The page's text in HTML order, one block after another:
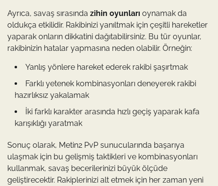
Ayrıca, savaş sırasında zihin oyunları oynamak da
oldukça etkilidir. Rakibinizi yanıltmak için çeşitli hareketler
yaparak onların dikkatini dağıtabilirsiniz. Bu tür oyunlar,
rakibinizin hatalar yapmasına neden olabilir. Örneğin:
Yanlış yönlere hareket ederek rakibi şaşırtmak
Farklı yetenek kombinasyonları deneyerek rakibi
hazırlıksız yakalamak
İki farklı karakter arasında hızlı geçiş yaparak kafa
karışıklığı yaratmak
Sonuç olarak, Metin2 PvP sunucularında başarıya
ulaşmak için bu gelişmiş taktikleri ve kombinasyonları
kullanmak, savaş becerilerinizi büyük ölçüde
geliştirecektir. Rakiplerinizi alt etmek için her zaman yeni